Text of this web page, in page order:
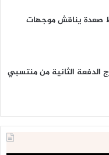
صعدة يناقش موجهات
الدفعة الثانية من منتسبي